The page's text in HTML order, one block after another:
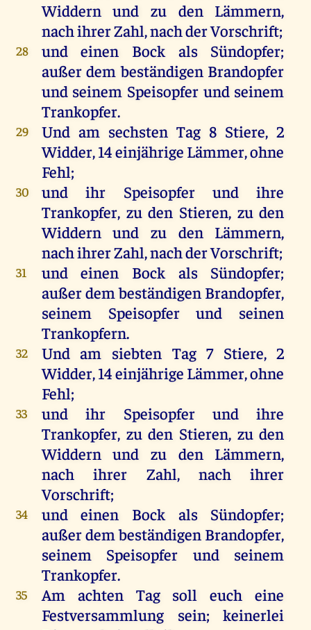
Widdern und zu den Lämmern,
nachihrerZahl,nachderVorschrift;
28 und einen Bock als Sündopfer;
außer dem beständigen Brandopfer
und seinem Speisopfer und seinem
Trankopfer.
29 Und am sechsten Tag 8 Stiere, 2
Widder, 14 einjährige Lämmer,ohne
Fehl;
30 und ihr Speisopfer und
ihre
Trankopfer, zu den Stieren, zu den
Widdern und zu den Lämmern,
nachihrerZahl,nachderVorschrift;
31 und einen Bock als Sündopfer;
außerdembeständigen Brandopfer,
seinem
Speisopfer und
seinen
Trankopfern.
32 Und am siebten Tag7 Stiere, 2
Widder, 14 einjährige Lämmer,ohne
Fehl;
33 und ihr Speisopfer und
ihre
Trankopfer, zu den Stieren, zu den
Widdern und zu den Lämmern,
nach
ihrer Zahl, nach
ihrer
Vorschrift;
34 und einen Bock als Sündopfer;
außerdembeständigen Brandopfer,
seinem
Speisopfer und
seinem
Trankopfer.
35 Am achten Tag soll euch
eine
Festversammlung sein; keinerlei